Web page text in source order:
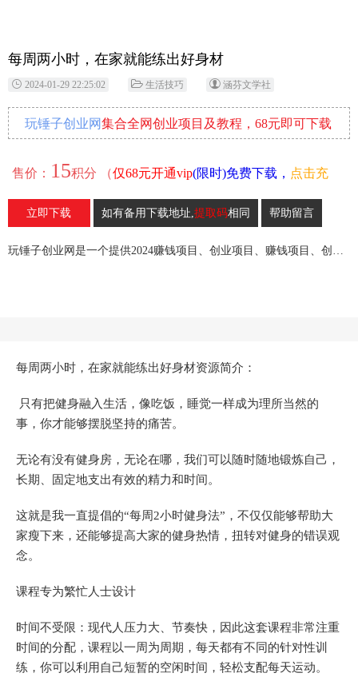
每周两小时，在家就能练出好身材
2024-01-29 22:25:02 生活技巧 涵芬文学社
玩锤子创业网集合全网创业项目及教程，68元即可下载
售价： 15积分 （仅68元开通vip(限时)免费下载， 点击充
）
立即下载 如有备用下载地址,提取码相同 帮助留言
玩锤子创业网是一个提供2024赚钱项目、创业项目、赚钱项目、创业赚钱教程、引流教程的创业网,欢迎来玩锤子创业网！
每周两小时，在家就能练出好身材资源简介：
只有把健身融入生活，像吃饭，睡觉一样成为理所当然的
事，你才能够摆脱坚持的痛苦。
无论有没有健身房，无论在哪，我们可以随时随地锻炼自己，
长期、固定地支出有效的精力和时间。
这就是我一直提倡的“每周2小时健身法”，不仅仅能够帮助大
家瘦下来，还能够提高大家的健身热情，扭转对健身的错误观
念。
课程专为繁忙人士设计
时间不受限：现代人压力大、节奏快，因此这套课程非常注重
时间的分配，课程以一周为周期，每天都有不同的针对性训
练，你可以利用自己短暂的空闲时间，轻松支配每天运动。